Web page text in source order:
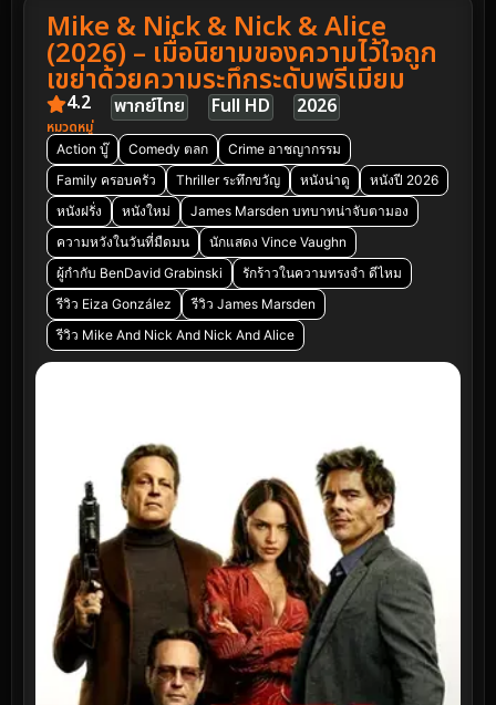
Mike & Nick & Nick & Alice
(2026) – เมื่อนิยามของความไว้ใจถูก
เขย่าด้วยความระทึกระดับพรีเมียม
4.2 พากย์ไทย Full HD 2026
หมวดหมู่
Action บู๊ Comedy ตลก
Crime อาชญากรรม
Family ครอบครัว
Thriller ระทึกขวัญ หนังน่าดู
หนังปี 2026
หนังฝรั่ง
หนังใหม่
James Marsden บทบาทน่าจับตามอง
ความหวังในวันที่มืดมน
นักแสดง Vince Vaughn
ผู้กำกับ BenDavid Grabinski
รักร้าวในความทรงจำ ดีไหม
รีวิว Eiza González
รีวิว James Marsden
รีวิว Mike And Nick And Nick And Alice